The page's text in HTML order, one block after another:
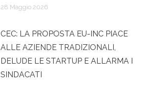
28 Maggio 2026
CEC: LA PROPOSTA EU-INC PIACE
ALLE AZIENDE TRADIZIONALI,
DELUDE LE STARTUP E ALLARMA I
SINDACATI